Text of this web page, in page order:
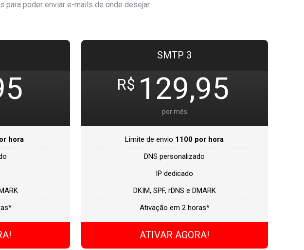
poder enviar e-mails de onde desejar.
hora
SMTP 3
R$ 129,95
por mês
Limite de envio 1100 por hora
DNS personalizado
IP dedicado
DKIM, SPF, rDNS e DMARK
Ativação em 2 horas*
ATIVAR AGORA!